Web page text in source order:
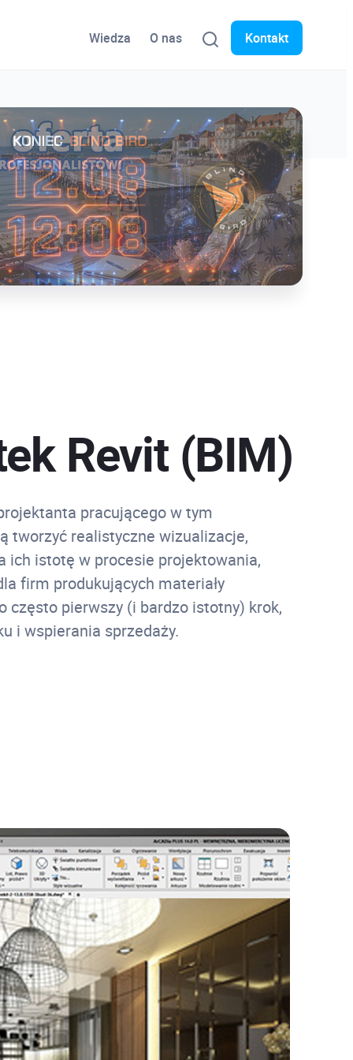
Wiedza O nas Kontakt
Revit (BIM)
pracującego w tym
tworzyć realistyczne wizualizacje,
ich istotę w procesie projektowania,
firm produkujących materiały
często pierwszy (i bardzo istotny) krok,
i wspierania sprzedaży.